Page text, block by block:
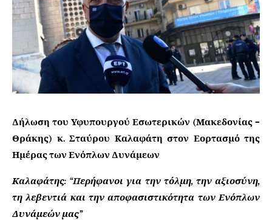
Δήλωση του Υφυπουργού Εσωτερικών (Μακεδονίας –
Θράκης) κ. Σταύρου Καλαφάτη στον Εορτασμό της
Ημέρας των Ενόπλων Δυνάμεων
Καλαφάτης: “Περήφανοι για την τόλμη, την αξιοσύνη,
τη λεβεντιά και την αποφασιστικότητα των Ενόπλων
Δυνάμεών μας”